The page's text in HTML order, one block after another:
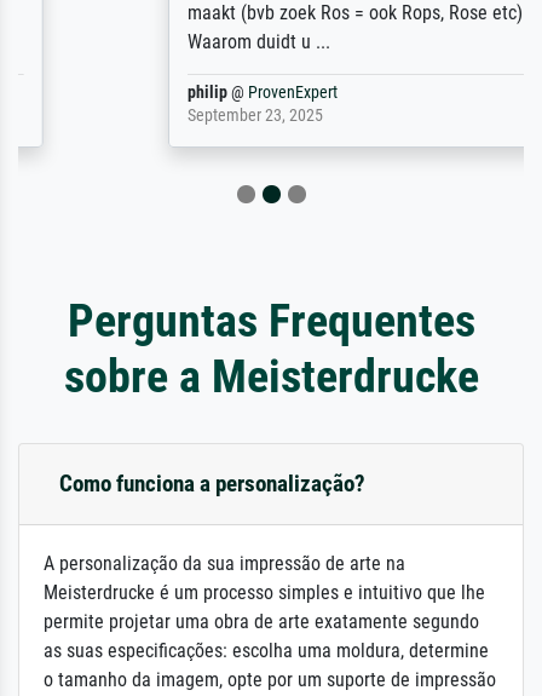
maakt (bvb zoek Ros = ook Rops, Rose etc).
Waarom duidt u ...
ProvenExpert
September 23, 2025
Perguntas Frequentes
sobre a Meisterdrucke
Como funciona a personalização?
A personalização da sua impressão de arte na
Meisterdrucke é um processo simples e intuitivo que lhe
permite projetar uma obra de arte exatamente segundo
as suas especificações: escolha uma moldura, determine
o tamanho da imagem, opte por um suporte de impressão